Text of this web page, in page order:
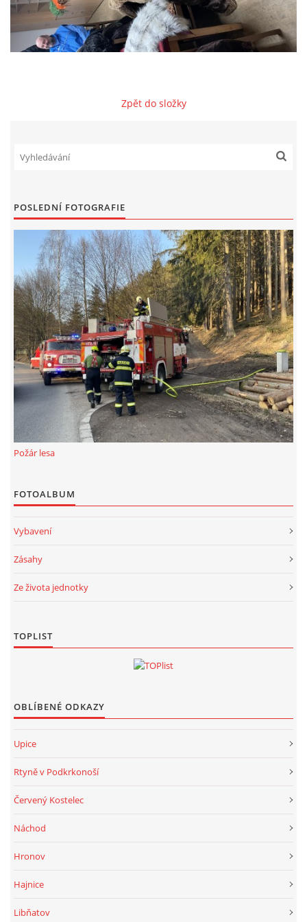
NAŠE VIDEA
Zpět do složky
POSLEDNÍ FOTOGRAFIE
Požár lesa
FOTOALBUM
Vybavení
Zásahy
Ze života jednotky
TOPLIST
OBLÍBENÉ ODKAZY
Upice
Rtyně v Podkrkonoší
Červený Kostelec
Náchod
Hronov
Hajnice
Libňatov